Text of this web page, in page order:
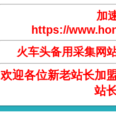
加
https://
火车头备用采集网
欢迎各位新老站长加
站